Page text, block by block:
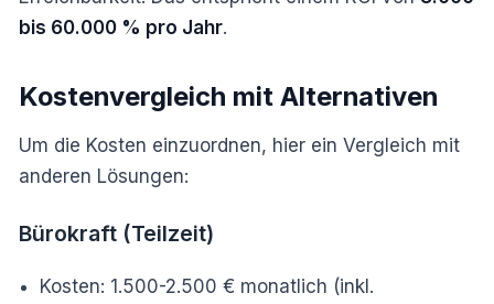
bis 60.000 % pro Jahr.
Kostenvergleich mit Alternativen
Um die Kosten einzuordnen, hier ein Vergleich mit
anderen Lösungen:
Bürokraft (Teilzeit)
Kosten: 1.500-2.500 € monatlich (inkl.